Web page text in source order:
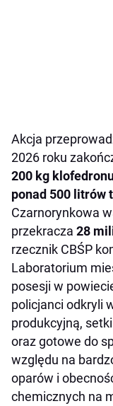
Akcja
2026 roku
200 kg
ponad 500 litrów
Czarnorynkowa
przekracza 28
rzecznik CBŚP
Laboratorium
posesji w
policjanci odkryli
produkcyjną,
oraz gotowe do
względu na
oparów i
chemicznych na